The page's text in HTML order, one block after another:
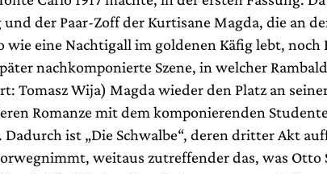
der Paar-Zoff der Kurtisane Magda, die an
wie eine Nachtigall im goldenen Käfig lebt, noch
nachkomponierte Szene, in welcher
Tomasz Wija) Magda wieder den Platz an
Romanze mit dem komponierenden
ist „Die Schwalbe“, deren dritter Akt
weitaus zutreffender das, was Otto